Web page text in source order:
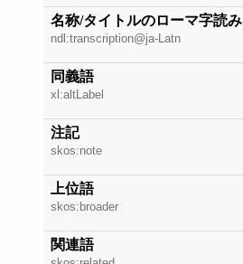
名称/タイトルのローマ字読み
ndl:transcription@ja-Latn
同義語
xl:altLabel
注記
skos:note
上位語
skos:broader
関連語